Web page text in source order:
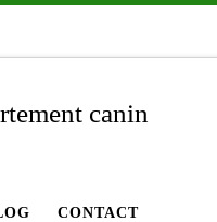
canin
CONTACT